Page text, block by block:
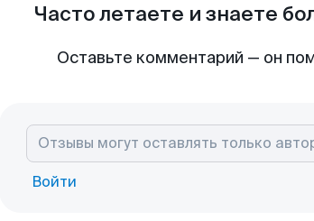
Часто летаете и знаете
Оставьте комментарий — он
Войти